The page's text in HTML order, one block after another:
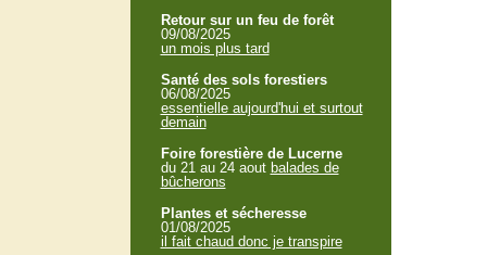
Retour sur un feu de forêt
09/08/2025
un mois plus tard
Santé des sols forestiers
06/08/2025
essentielle aujourd'hui et surtout
demain
Foire forestière de Lucerne
du 21 au 24 aout balades de
bûcherons
Plantes et sécheresse
01/08/2025
il fait chaud donc je transpire